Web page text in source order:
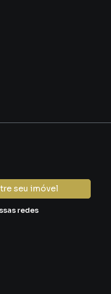
seu imóvel
redes